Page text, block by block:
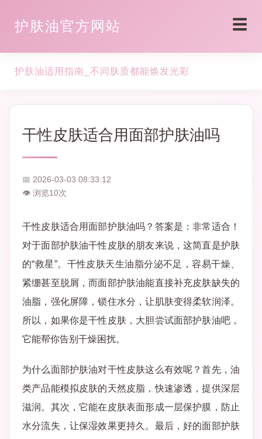
护肤油官方网站 ☰
护肤油适用指南_不同肤质都能焕发光彩
干性皮肤适合用面部护肤油吗
📅 2026-03-03 08:33:12
👁 浏览10次
干性皮肤适合用面部护肤油吗？答案是：非常适合！
对于面部护肤油干性皮肤的朋友来说，这简直是护肤
的“救星”。干性皮肤天生油脂分泌不足，容易干燥、
紧绷甚至脱屑，而面部护肤油能直接补充皮肤缺失的
油脂，强化屏障，锁住水分，让肌肤变得柔软润泽。
所以，如果你是干性皮肤，大胆尝试面部护肤油吧，
它能帮你告别干燥困扰。
为什么面部护肤油对干性皮肤这么有效呢？首先，油
类产品能模拟皮肤的天然皮脂，快速渗透，提供深层
滋润。其次，它能在皮肤表面形成一层保护膜，防止
水分流失，让保湿效果更持久。最后，好的面部护肤